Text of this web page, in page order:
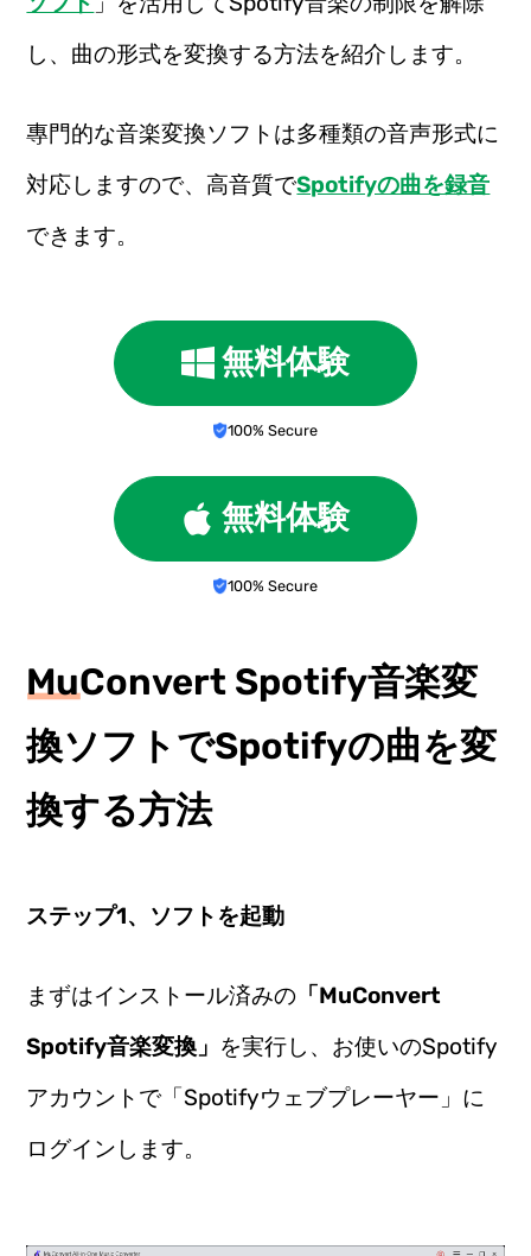
し、曲の形式を変換する方法を紹介します。
專門的な音楽変換ソフトは多種類の音声形式に
対応しますので、高音質でSpotifyの曲を録音
できます。
無料体験
100% Secure
無料体験
100% Secure
MuConvert Spotify音楽変
換ソフトでSpotifyの曲を変
換する方法
ステップ1、ソフトを起動
まずはインストール済みの 「MuConvert
Spotify音楽変換」 を実行し、お使いのSpotify
アカウントで「Spotifyウェブプレーヤー」に
ログインします。